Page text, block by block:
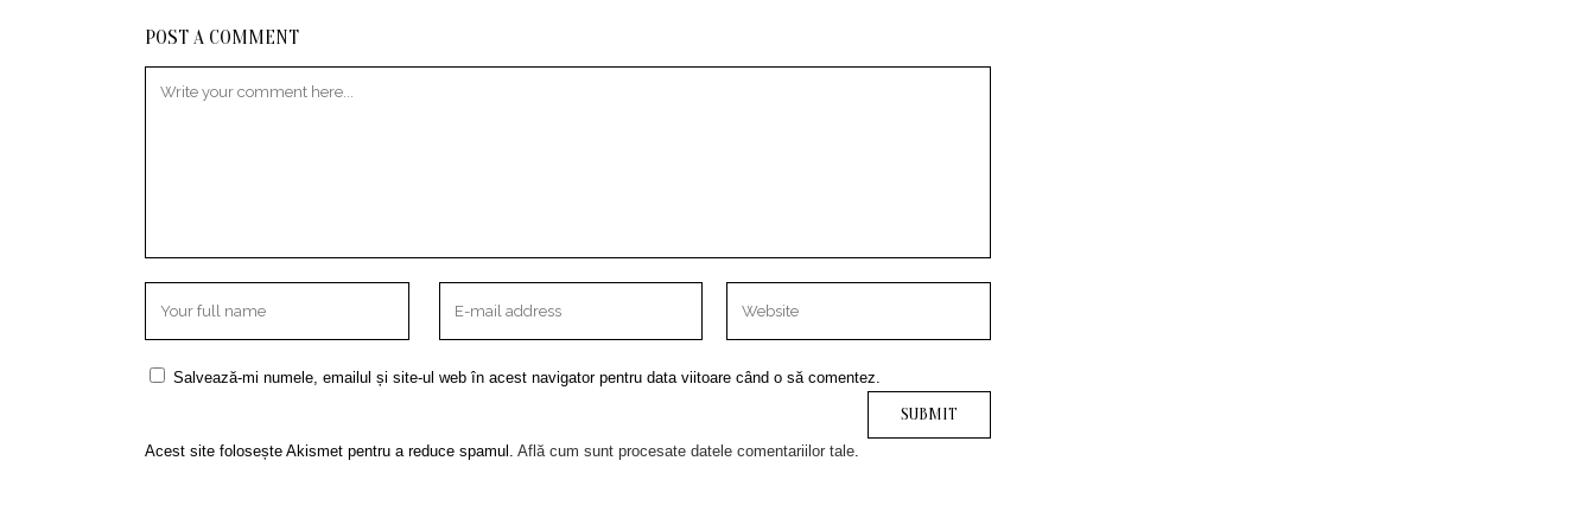
POST A COMMENT
Salvează-mi numele, emailul și site-ul web în acest navigator pentru data viitoare când o să comentez.
Acest site folosește Akismet pentru a reduce spamul. Află cum sunt procesate datele comentariilor tale.